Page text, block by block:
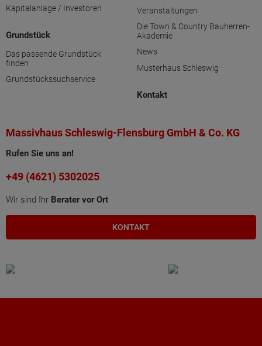
Kapitalanlage / Investoren
Grundstück
Das passende Grundstück
finden
Grundstückssuchservice
Veranstaltungen
Die Town & Country Bauherren-
Akademie
News
Musterhaus Schleswig
Kontakt
Massivhaus Schleswig-Flensburg GmbH & Co. KG
Rufen Sie uns an!
+49 (4621) 5302025
Wir sind Ihr Berater vor Ort
KONTAKT